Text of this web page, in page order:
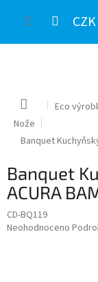
CZK
Domů Eco
Nože
Banquet
Banquet
ACURA
CD-BQ119
Průměrné
Neohodnoceno